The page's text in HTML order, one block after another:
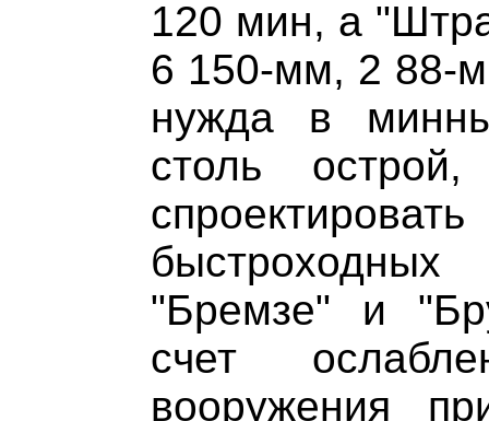
120 мин, а
6 150-мм, 2 88-
нужда в
столь
"Бремзе" и
счет
вооружения